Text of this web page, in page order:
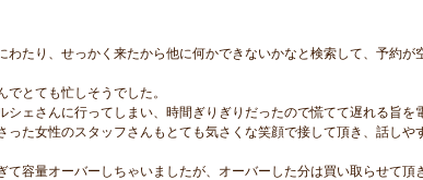
わたり、せっかく来たから他に何かできないかなと検索して、予約
とても忙しそうでした。
シェさんに行ってしまい、時間ぎりぎりだったので慌てて遅れる旨を
った女性のスタッフさんもとても気さくな笑顔で接して頂き、話しや
て容量オーバーしちゃいましたが、オーバーした分は買い取らせて頂